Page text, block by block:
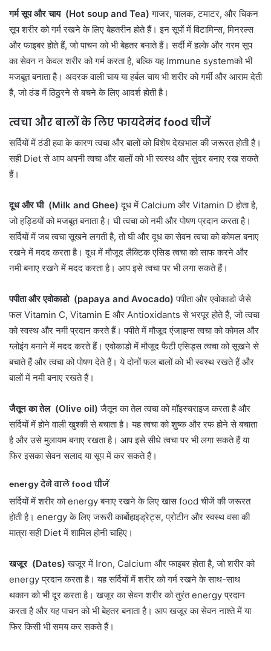
गर्म सूप और चाय (Hot soup and Tea) गाजर, पालक, टमाटर, और चिकन
सूप शरीर को गर्म रखने के लिए बेहतरीन होते हैं। इन सूपों में विटामिन्स, मिनरल्स
और फाइबर होते हैं, जो पाचन को भी बेहतर बनाते हैं। सर्दी में हल्के और गरम सूप
का सेवन न केवल शरीर को गर्म करता है, बल्कि यह Immune systemको भी
मजबूत बनाता है। अदरक वाली चाय या हर्बल चाय भी शरीर को गर्मी और आराम देती
है, जो ठंड में ठिठुरने से बचने के लिए आदर्श होती है।
त्वचा और बालों के लिए फायदेमंद food चीजें
सर्दियों में ठंडी हवा के कारण त्वचा और बालों को विशेष देखभाल की जरूरत होती है।
सही Diet से आप अपनी त्वचा और बालों को भी स्वस्थ और सुंदर बनाए रख सकते
हैं।
दूध और घी (Milk and Ghee) दूध में Calcium और Vitamin D होता है,
जो हड्डियों को मजबूत बनाता है। घी त्वचा को नमी और पोषण प्रदान करता है।
सर्दियों में जब त्वचा सूखने लगती है, तो घी और दूध का सेवन त्वचा को कोमल बनाए
रखने में मदद करता है। दूध में मौजूद लैक्टिक एसिड त्वचा को साफ करने और
नमी बनाए रखने में मदद करता है। आप इसे त्वचा पर भी लगा सकते हैं।
पपीता और एवोकाडो (papaya and Avocado) पपीता और एवोकाडो जैसे
फल Vitamin C, Vitamin E और Antioxidants से भरपूर होते हैं, जो त्वचा
को स्वस्थ और नमी प्रदान करते हैं। पपीते में मौजूद एंजाइम्स त्वचा को कोमल और
ग्लोइंग बनाने में मदद करते हैं। एवोकाडो में मौजूद फैटी एसिड्स त्वचा को सूखने से
बचाते हैं और त्वचा को पोषण देते हैं। ये दोनों फल बालों को भी स्वस्थ रखते हैं और
बालों में नमी बनाए रखते हैं।
जैतून का तेल (Olive oil) जैतून का तेल त्वचा को मॉइस्चराइज करता है और
सर्दियों में होने वाली खुश्की से बचाता है। यह त्वचा को शुष्क और रफ होने से बचाता
है और उसे मुलायम बनाए रखता है। आप इसे सीधे त्वचा पर भी लगा सकते हैं या
फिर इसका सेवन सलाद या सूप में कर सकते हैं।
energy देने वाले food चीजें
सर्दियों में शरीर को energy बनाए रखने के लिए खास food चीजें की जरूरत
होती है। energy के लिए जरूरी कार्बोहाइड्रेट्स, प्रोटीन और स्वस्थ वसा की
मात्रा सही Diet में शामिल होनी चाहिए।
खजूर (Dates) खजूर में Iron, Calcium और फाइबर होता है, जो शरीर को
energy प्रदान करता है। यह सर्दियों में शरीर को गर्म रखने के साथ-साथ
थकान को भी दूर करता है। खजूर का सेवन शरीर को तुरंत energy प्रदान
करता है और यह पाचन को भी बेहतर बनाता है। आप खजूर का सेवन नाश्ते में या
फिर किसी भी समय कर सकते हैं।